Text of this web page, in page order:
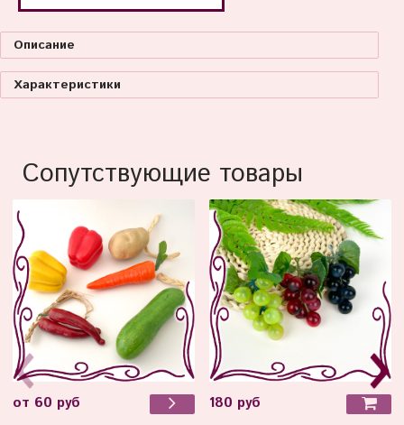
Описание
Характеристики
Сопутствующие товары
от 60 руб 180 руб